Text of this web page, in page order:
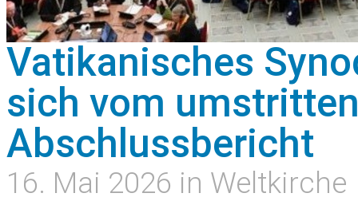
Vatikanisches
sich vom
Abschlussbericht
16. Mai 2026 in Weltkirche